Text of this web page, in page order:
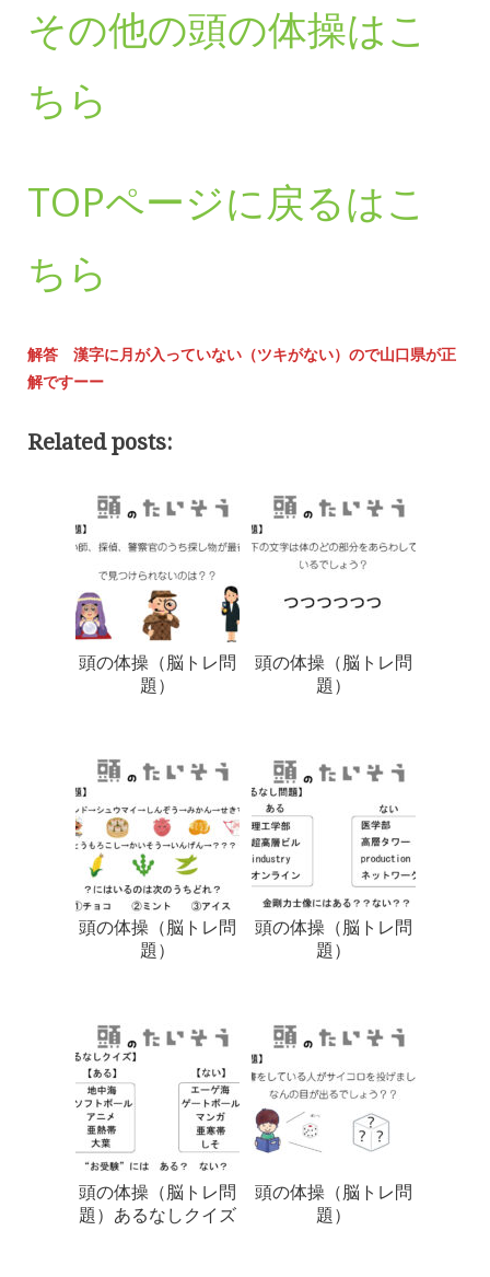
その他の頭の体操はこ
ちら
TOPページに戻るはこ
ちら
解答 漢字に月が入っていない（ツキがない）ので山口県が正
解ですーー
Related posts:
頭の体操（脳トレ問
題）
頭の体操（脳トレ問
題）
頭の体操（脳トレ問
題）
頭の体操（脳トレ問
題）
頭の体操（脳トレ問
題）あるなしクイズ
頭の体操（脳トレ問
題）